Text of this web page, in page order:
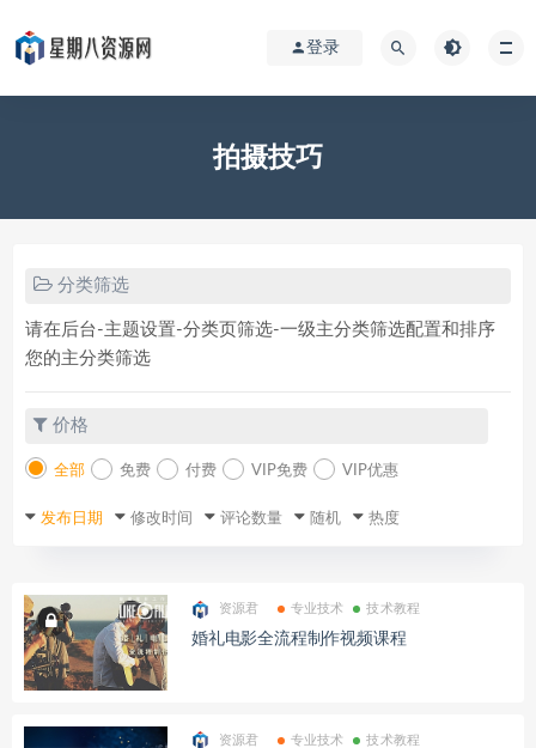
登录
拍摄技巧
分类筛选
请在后台-主题设置-分类页筛选-一级主分类筛选配置和排序
您的主分类筛选
价格
全部 免费 付费 VIP免费 VIP优惠
发布日期 修改时间 评论数量 随机 热度
资源君 专业技术 技术教程
婚礼电影全流程制作视频课程
资源君 专业技术 技术教程